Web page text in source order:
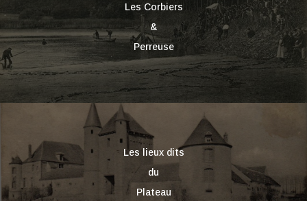
Les Corbiers
&
Perreuse
Les lieux dits
du
Plateau